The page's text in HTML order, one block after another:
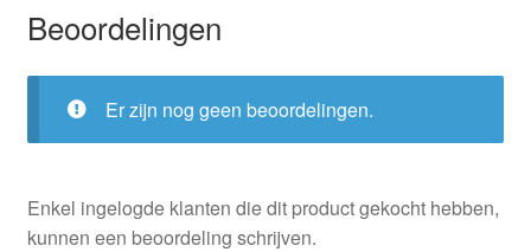
Beoordelingen
Er zijn nog geen beoordelingen.
Enkel ingelogde klanten die dit product gekocht hebben,
kunnen een beoordeling schrijven.